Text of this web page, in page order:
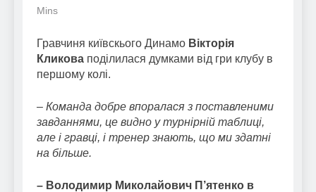
Mins
Гравчиня київскього Динамо Вікторія
Кликова поділилася думками від гри клубу в
першому колі.
– Команда добре впоралася з поставленими
завданнями, це видно у турнірній таблиці,
але і гравці, і тренер знають, що ми здатні
на більше.
– Володимир Миколайович П’ятенко в